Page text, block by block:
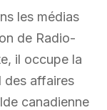
les médias
de Radio-
il occupe la
des affaires
canadienne